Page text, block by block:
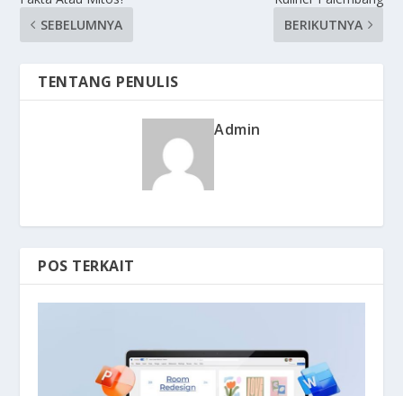
SEBELUMNYA
BERIKUTNYA
TENTANG PENULIS
Admin
POS TERKAIT